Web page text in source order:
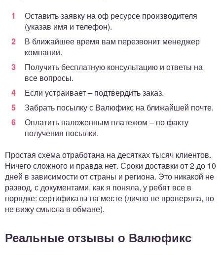
Оставить заявку на оф ресурсе производителя
(указав имя и телефон).
В ближайшее время вам перезвонит менеджер
компании.
Получить бесплатную консультацию и ответы на
все вопросы.
Если устраивает – подтвердить заказ.
Забрать посылку с Валюфикс на ближайшей почте.
Оплатить наложенным платежом – по факту
получения посылки.
Простая схема отработана на десятках тысяч клиентов.
Ничего сложного и правда нет. Сроки доставки от 2 до 10
дней в зависимости от страны и региона. Это никакой не
развод, с документами, как я поняла, у ребят все в
порядке: сертификаты на месте (лично не проверяла, но
не вижу смысла в обмане).
Реальные отзывы о Валюфикс